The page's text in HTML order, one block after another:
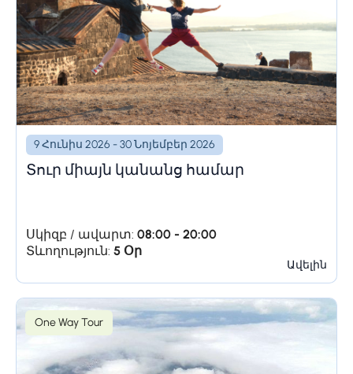
9 Հունիս 2026 - 30 Նոյեմբեր 2026
Տուր միայն կանանց համար
Սկիզբ / ավարտ: 08:00 - 20:00
Տևողություն: 5 Օր
Ավելին
One Way Tour